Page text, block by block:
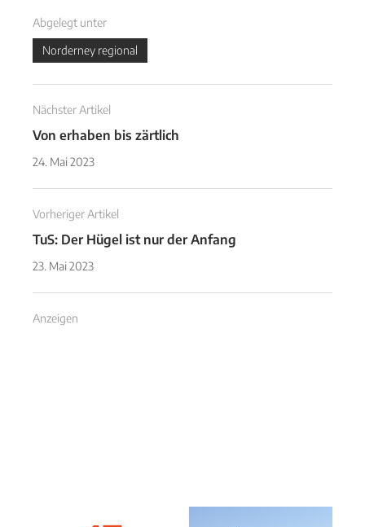
Abgelegt unter
Norderney regional
Nächster Artikel
Von erhaben bis zärtlich
24. Mai 2023
Vorheriger Artikel
TuS: Der Hügel ist nur der Anfang
23. Mai 2023
Anzeigen